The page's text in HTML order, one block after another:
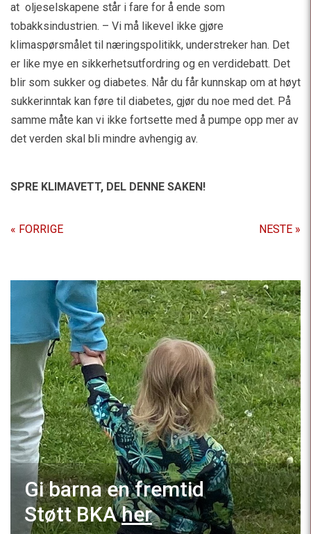
at oljeselskapene står i fare for å ende som
tobakksindustrien. – Vi må likevel ikke gjøre
klimaspørsmålet til næringspolitikk, understreker han. Det
er like mye en sikkerhetsutfordring og en verdidebatt. Det
blir som sukker og diabetes. Når du får kunnskap om at høyt
sukkerinntak kan føre til diabetes, gjør du noe med det. På
samme måte kan vi ikke fortsette med å pumpe opp mer av
det verden skal bli mindre avhengig av.
SPRE KLIMAVETT, DEL DENNE SAKEN!
« FORRIGE NESTE »
Gi barna en fremtid
Støtt BKAher